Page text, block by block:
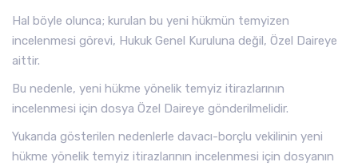
Hal böyle olunca; kurulan bu yeni hükmün temyizen
incelenmesi görevi, Hukuk Genel Kuruluna değil, Özel Daireye
aittir.
Bu nedenle, yeni hükme yönelik temyiz itirazlarının
incelenmesi için dosya Özel Daireye gönderilmelidir.
Yukarıda gösterilen nedenlerle davacı-borçlu vekilinin yeni
hükme yönelik temyiz itirazlarının incelenmesi için dosyanın